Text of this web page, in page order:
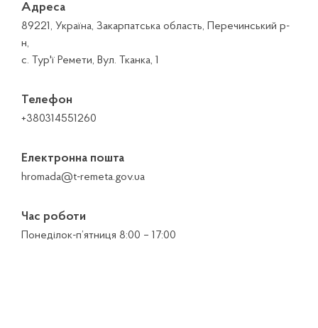
Адреса
89221, Україна, Закарпатська область, Перечинський р-
н,
с. Тур'ї Ремети, Вул. Тканка, 1
Телефон
+380314551260
Електронна пошта
hromada@t-remeta.gov.ua
Час роботи
Понеділок-п’ятниця 8:00 – 17:00